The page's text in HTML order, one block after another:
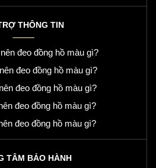
THÔNG TIN
đeo đồng hồ màu gì?
đeo đồng hồ màu gì?
đeo đồng hồ màu gì?
đeo đồng hồ màu gì?
đeo đồng hồ màu gì?
TÂM BẢO HÀNH